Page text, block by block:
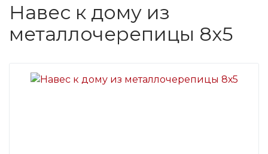
Навес к дому из
металлочерепицы 8х5